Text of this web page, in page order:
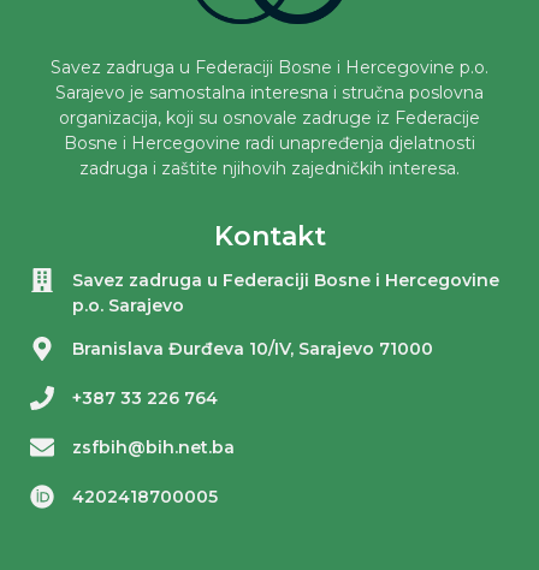
Savez zadruga u Federaciji Bosne i Hercegovine p.o.
Sarajevo je samostalna interesna i stručna poslovna
organizacija, koji su osnovale zadruge iz Federacije
Bosne i Hercegovine radi unapređenja djelatnosti
zadruga i zaštite njihovih zajedničkih interesa.
Kontakt
Savez zadruga u Federaciji Bosne i Hercegovine
p.o. Sarajevo
Branislava Đurđeva 10/IV, Sarajevo 71000
+387 33 226 764
zsfbih@bih.net.ba
4202418700005